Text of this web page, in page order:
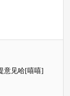
意见哈[嘻嘻]